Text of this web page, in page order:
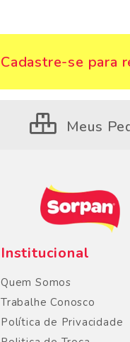
Cadastre-se para
Meus
Institucional
Quem Somos
Trabalhe Conosco
Política de Privacidade